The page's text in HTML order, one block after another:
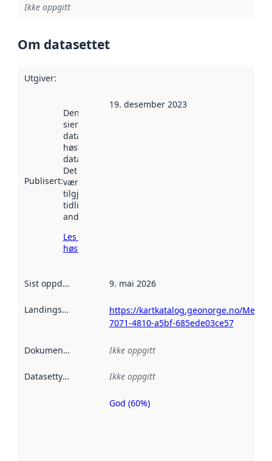
Ikke oppgitt
Om datasettet
Utgiver:
Publisert:
Denne datoen
sier når
datasettet ble
høstet av
data.norge.no.
Det kan ha
vært
tilgjengelig
tidligere
andre steder.
Les mer om
høsting her
19. desember 2023
Sist oppdatert 9. mai 2026
Landingsside
https://kartkatalog.geonorge.no/
7071-4810-a5bf-685ede03ce57
Dokumentasjon Ikke oppgitt
Datasettype Ikke oppgitt
Metadatakvalitet
God (60%)